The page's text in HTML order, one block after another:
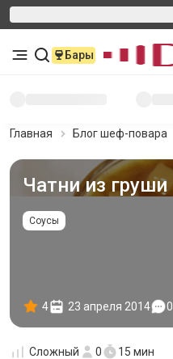
Бары
Главная Блог шеф-повара
Чатни из груши
Соусы
4 23 апреля 2014 0
Сложный 0 15 мин